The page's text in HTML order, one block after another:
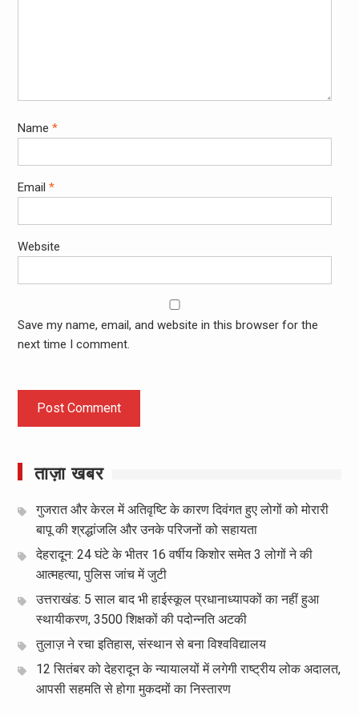
Name *
Email *
Website
Save my name, email, and website in this browser for the
next time I comment.
ताज़ा खबर
गुजरात और केरल में अतिवृष्टि के कारण दिवंगत हुए लोगों को मोरारी
बापू की श्रद्धांजलि और उनके परिजनों को सहायता
देहरादून: 24 घंटे के भीतर 16 वर्षीय किशोर समेत 3 लोगों ने की
आत्महत्या, पुलिस जांच में जुटी
उत्तराखंड: 5 साल बाद भी हाईस्कूल प्रधानाध्यापकों का नहीं हुआ
स्थायीकरण, 3500 शिक्षकों की पदोन्नति अटकी
तुलाज़ ने रचा इतिहास, संस्थान से बना विश्वविद्यालय
12 सितंबर को देहरादून के न्यायालयों में लगेगी राष्ट्रीय लोक अदालत,
आपसी सहमति से होगा मुकदमों का निस्तारण